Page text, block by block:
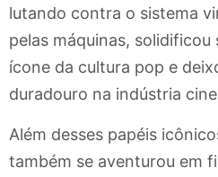
lutando contra o sistema
pelas máquinas,
ícone da cultura pop e
duradouro na indústria
Além desses papéis
também se aventurou em